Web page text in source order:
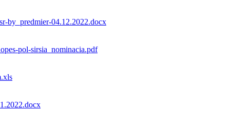
by_predmier-04.12.2022.docx
pol-sirsia_nominacia.pdf